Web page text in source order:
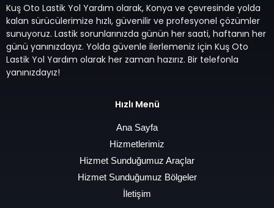
Kuş Oto Lastik Yol Yardım olarak, Konya ve çevresinde yolda
kalan sürücülerimize hızlı, güvenilir ve profesyonel çözümler
sunuyoruz. Lastik sorunlarınızda günün her saati, haftanın her
günü yanınızdayız. Yolda güvenle ilerlemeniz için Kuş Oto
Lastik Yol Yardım olarak her zaman hazırız. Bir telefonla
yanınızdayız!
Hızlı Menü
Ana Sayfa
Hizmetlerimiz
Hizmet Sunduğumuz Araçlar
Hizmet Sunduğumuz Bölgeler
İletişim